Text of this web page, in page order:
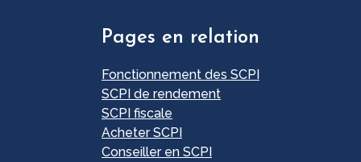
Pages en relation
Fonctionnement des SCPI
SCPI de rendement
SCPI fiscale
Acheter SCPI
Conseiller en SCPI